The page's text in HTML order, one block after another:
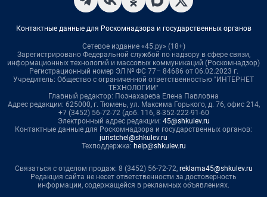
Контактные данные для Роскомнадзора и государственных органов
Сетевое издание «45.ру» (18+)
Зарегистрировано Федеральной службой по надзору в сфере связи,
информационных технологий и массовых коммуникаций (Роскомнадзор)
Регистрационный номер ЭЛ № ФС 77– 84686 от 06.02.2023 г.
Учредитель: Общество с ограниченной ответственностью "ИНТЕРНЕТ
ТЕХНОЛОГИИ"
Главный редактор: Познахарева Елена Павловна
Адрес редакции: 625000, г. Тюмень, ул. Максима Горького, д. 76, офис 214,
+7 (3452) 56-72-72 (доб. 116, 8-352-222-91-60
Электронный адрес редакции: 45@shkulev.ru
Контактные данные для Роскомнадзора и государственных органов:
juristchel@shkulev.ru
Техподдержка: help@shkulev.ru
Связаться с отделом продаж: 8 (3452) 56-72-72, reklama45@shkulev.ru
Редакция сайта не несет ответственности за достоверность
информации, содержащейся в рекламных объявлениях.